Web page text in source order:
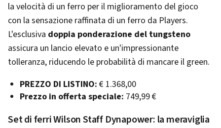
la velocità di un ferro per il miglioramento del gioco
con la sensazione raffinata di un ferro da Players.
L'esclusiva doppia ponderazione del tungsteno
assicura un lancio elevato e un'impressionante
tolleranza, riducendo le probabilità di mancare il green.
PREZZO DI LISTINO: € 1.368,00
Prezzo in offerta speciale: 749,99 €
Set di ferri Wilson Staff Dynapower: la meraviglia